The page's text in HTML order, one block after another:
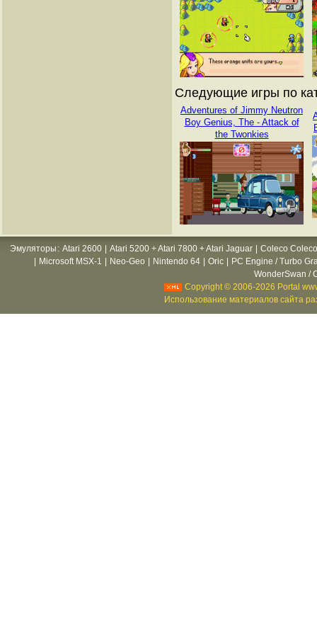
Следующие игры по
Adventures of Jimmy Neutron
Boy Genius, The - Attack of
the Twonkies
Эмуляторы : Atari 2600 Atari 5200 + Atari 7800 + Atari Jaguar
Coleco
Microsoft MSX-1 Neo-Geo Nintendo 64 Oric
PC Engine / Turbo
WonderSwan /
Copyright © 2006-2026 Portal
Использование материалов сайта